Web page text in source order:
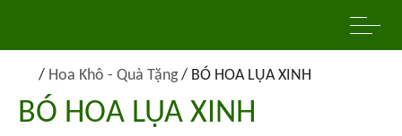
/ Hoa Khô - Quà Tặng / BÓ HOA LỤA XINH
BÓ HOA LỤA XINH